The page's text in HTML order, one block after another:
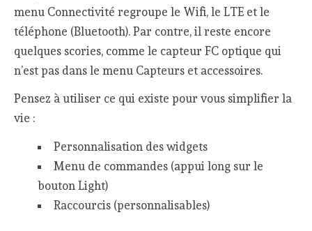
menu Connectivité regroupe le Wifi, le LTE et le
téléphone (Bluetooth). Par contre, il reste encore
quelques scories, comme le capteur FC optique qui
n’est pas dans le menu Capteurs et accessoires.
Pensez à utiliser ce qui existe pour vous simplifier la
vie :
Personnalisation des widgets
Menu de commandes (appui long sur le
bouton Light)
Raccourcis (personnalisables)